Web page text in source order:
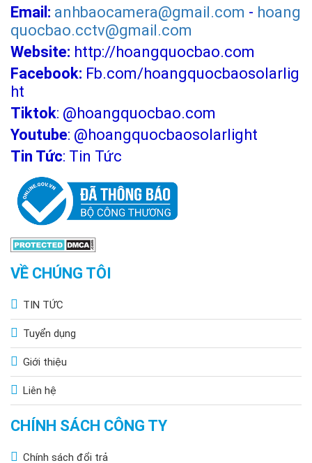
Email: anhbaocamera@gmail.com - hoang
quocbao.cctv@gmail.com
Website: http://hoangquocbao.com
Facebook: Fb.com/hoangquocbaosolarlig
ht
Tiktok: @hoangquocbao.com
Youtube: @hoangquocbaosolarlight
Tin Tức: Tin Tức
VỀ CHÚNG TÔI
TIN TỨC
Tuyển dụng
Giới thiệu
Liên hệ
CHÍNH SÁCH CÔNG TY
Chính sách đổi trả